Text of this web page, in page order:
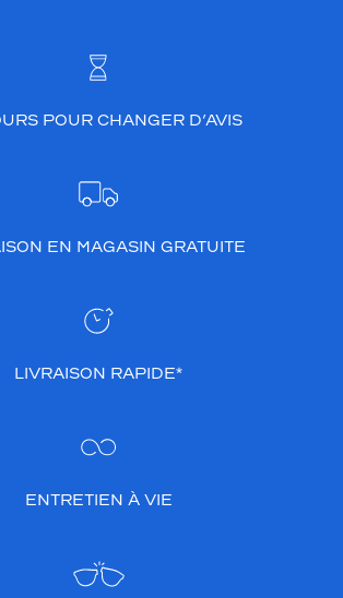
POUR CHANGER D’AVIS
EN MAGASIN GRATUITE
LIVRAISON RAPIDE*
ENTRETIEN À VIE